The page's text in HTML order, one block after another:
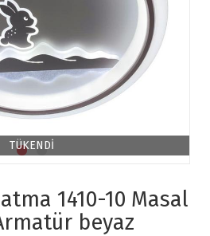
TÜKENDİ
1410-10 Masal
beyaz